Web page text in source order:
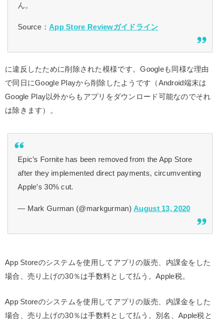
ん。
Source：App Store Reviewガイドライン
に違反したために削除された模様です。Googleも同様な理由
で同日にGoogle Playから削除したようです（Android端末は
Google Play以外からもアプリをダウンロード可能なのでそれ
は除きます）。
Epic’s Fornite has been removed from the App Store
after they implemented direct payments, circumventing
Apple’s 30% cut.
— Mark Gurman (@markgurman)August 13, 2020
App Storeのシステムを使用してアプリの販売、内課金をした
場合、売り上げの30％は手数料として払う。Apple税。
App Storeのシステムを使用してアプリの販売、内課金をした
場合、売り上げの30％は手数料として払う。別名、Apple税と